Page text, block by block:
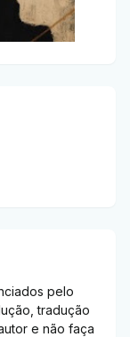
pelo
tradução
e não faça